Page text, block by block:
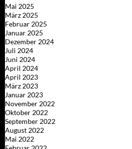
Mai 2025
März 2025
Februar 2025
Januar 2025
Dezember 2024
Juli 2024
Juni 2024
April 2024
April 2023
März 2023
Januar 2023
November 2022
Oktober 2022
September 2022
August 2022
Mai 2022